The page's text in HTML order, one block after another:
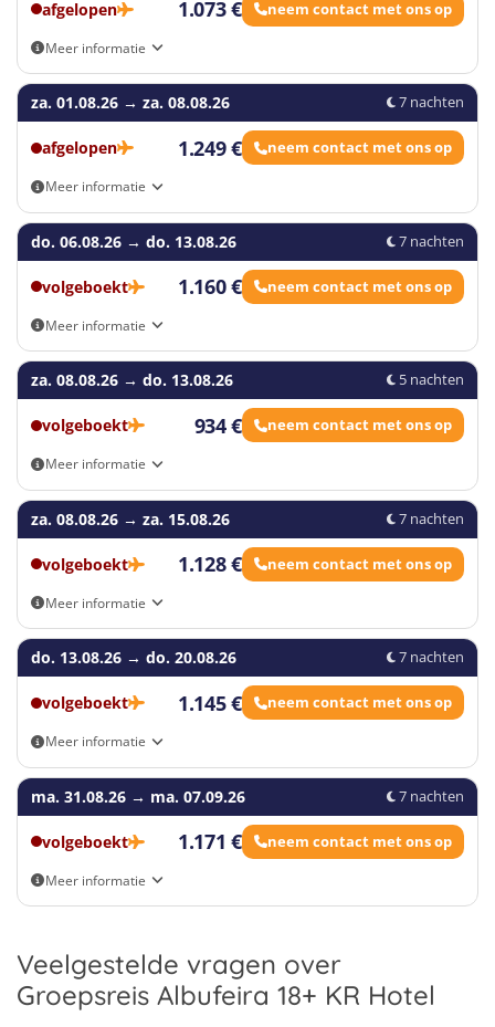
afgelopen 1.073 € neem contact met ons op
Meer informatie
Aankomst- en vertrekmogelijkheden: Eigen vervoer, Brussel
Airport - Zaventem (BRU), Brussel South Charleroi (CRL),
Eindhoven
za. 01.08.26 → za. 08.08.26 7 nachten
afgelopen 1.249 € neem contact met ons op
Meer informatie
Aankomst- en vertrekmogelijkheden: Eigen vervoer, Brussel
Airport - Zaventem (BRU), Brussel South Charleroi (CRL),
Eindhoven
do. 06.08.26 → do. 13.08.26 7 nachten
volgeboekt 1.160 € neem contact met ons op
Meer informatie
Aankomst- en vertrekmogelijkheden: Eigen vervoer, Brussel
Airport - Zaventem (BRU), Brussel South Charleroi (CRL),
Eindhoven
za. 08.08.26 → do. 13.08.26 5 nachten
volgeboekt 934 € neem contact met ons op
Meer informatie
Aankomst- en vertrekmogelijkheden: Eigen vervoer, Brussel
Airport - Zaventem (BRU), Brussel South Charleroi (CRL),
Eindhoven
za. 08.08.26 → za. 15.08.26 7 nachten
volgeboekt 1.128 € neem contact met ons op
Meer informatie
Aankomst- en vertrekmogelijkheden: Eigen vervoer, Brussel
Airport - Zaventem (BRU), Brussel South Charleroi (CRL),
Eindhoven
do. 13.08.26 → do. 20.08.26 7 nachten
volgeboekt 1.145 € neem contact met ons op
Meer informatie
Aankomst- en vertrekmogelijkheden: Eigen vervoer, Brussel
Airport - Zaventem (BRU), Brussel South Charleroi (CRL),
Eindhoven
ma. 31.08.26 → ma. 07.09.26 7 nachten
volgeboekt 1.171 € neem contact met ons op
Meer informatie
Eindhoven
Veelgestelde vragen over
Groepsreis Albufeira 18+ KR Hotel